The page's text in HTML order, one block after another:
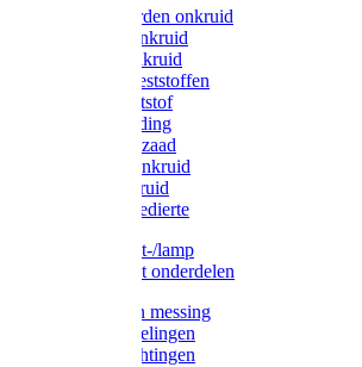
Protect Garden onkruid
Diversen onkruid
Solabiol onkruid
Solabiol meststoffen
Pokon meststof
Pokon voeding
Pokon graszaad
Roundup onkruid
Pokon onkruid
Pokon ongedierte
Vliegenkast-/lamp
Vliegenkast onderdelen
Zuigkorven messing
Geka koppelingen
Geka afdichtingen